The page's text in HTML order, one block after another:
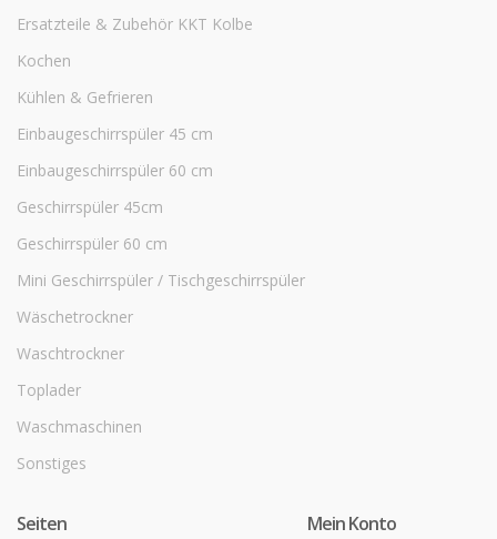
Ersatzteile & Zubehör KKT Kolbe
Kochen
Kühlen & Gefrieren
Einbaugeschirrspüler 45 cm
Einbaugeschirrspüler 60 cm
Geschirrspüler 45cm
Geschirrspüler 60 cm
Mini Geschirrspüler / Tischgeschirrspüler
Wäschetrockner
Waschtrockner
Toplader
Waschmaschinen
Sonstiges
Seiten Mein Konto